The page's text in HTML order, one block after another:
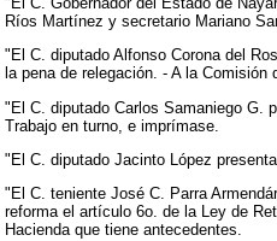
Ríos Martínez y secretario Mariano
"El C. diputado Alfonso Corona del
la pena de relegación. - A la
"El C. diputado Carlos Samaniego G.
Trabajo en turno, e imprímase.
"El C. diputado Jacinto López
"El C. teniente José C. Parra
reforma el artículo 6o. de la Ley de
Hacienda que tiene antecedentes.